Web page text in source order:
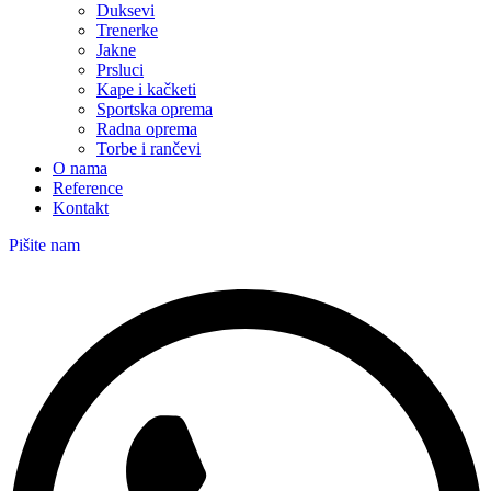
Duksevi
Trenerke
Jakne
Prsluci
Kape i kačketi
Sportska oprema
Radna oprema
Torbe i rančevi
O nama
Reference
Kontakt
Pišite nam